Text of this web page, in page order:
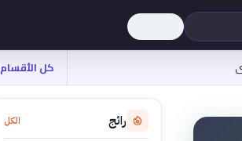
كل الأقسام
رائج الكل